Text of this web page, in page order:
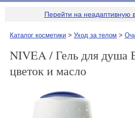
Перейти на неадаптивную
Каталог косметики > Уход за телом >
NIVEA / Гель для душа
цветок и масло